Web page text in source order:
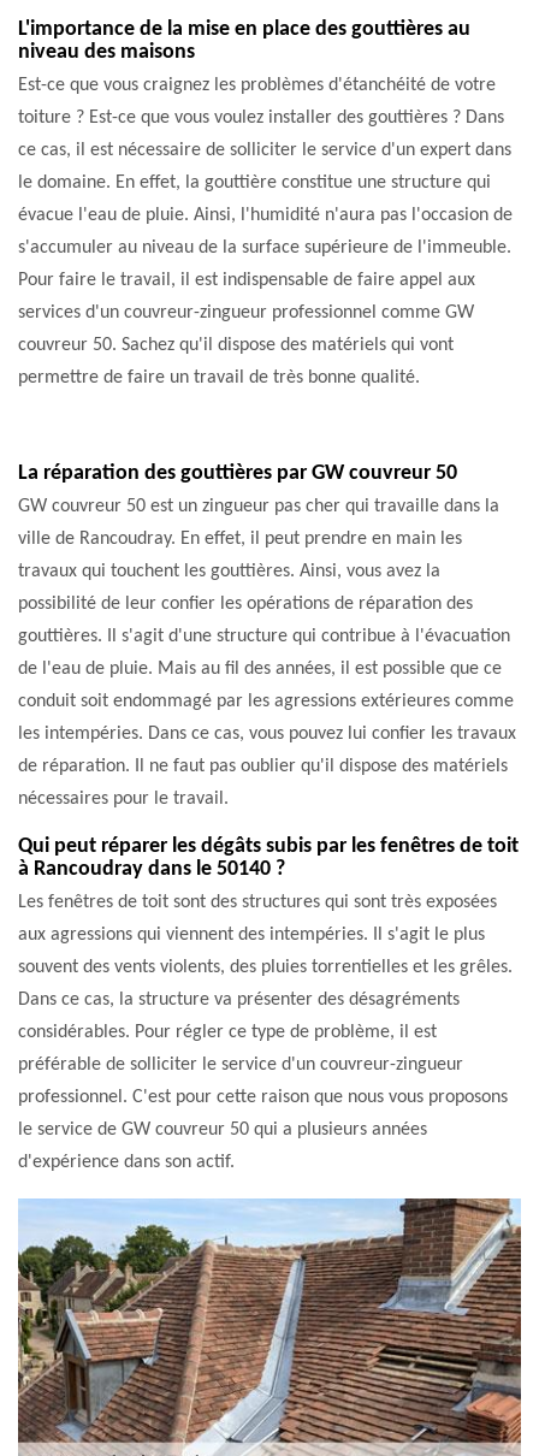
L'importance de la mise en place des gouttières au
niveau des maisons
Est-ce que vous craignez les problèmes d'étanchéité de votre
toiture ? Est-ce que vous voulez installer des gouttières ? Dans
ce cas, il est nécessaire de solliciter le service d'un expert dans
le domaine. En effet, la gouttière constitue une structure qui
évacue l'eau de pluie. Ainsi, l'humidité n'aura pas l'occasion de
s'accumuler au niveau de la surface supérieure de l'immeuble.
Pour faire le travail, il est indispensable de faire appel aux
services d'un couvreur-zingueur professionnel comme GW
couvreur 50. Sachez qu'il dispose des matériels qui vont
permettre de faire un travail de très bonne qualité.
La réparation des gouttières par GW couvreur 50
GW couvreur 50 est un zingueur pas cher qui travaille dans la
ville de Rancoudray. En effet, il peut prendre en main les
travaux qui touchent les gouttières. Ainsi, vous avez la
possibilité de leur confier les opérations de réparation des
gouttières. Il s'agit d'une structure qui contribue à l'évacuation
de l'eau de pluie. Mais au fil des années, il est possible que ce
conduit soit endommagé par les agressions extérieures comme
les intempéries. Dans ce cas, vous pouvez lui confier les travaux
de réparation. Il ne faut pas oublier qu'il dispose des matériels
nécessaires pour le travail.
Qui peut réparer les dégâts subis par les fenêtres de toit
à Rancoudray dans le 50140 ?
Les fenêtres de toit sont des structures qui sont très exposées
aux agressions qui viennent des intempéries. Il s'agit le plus
souvent des vents violents, des pluies torrentielles et les grêles.
Dans ce cas, la structure va présenter des désagréments
considérables. Pour régler ce type de problème, il est
préférable de solliciter le service d'un couvreur-zingueur
professionnel. C'est pour cette raison que nous vous proposons
le service de GW couvreur 50 qui a plusieurs années
d'expérience dans son actif.